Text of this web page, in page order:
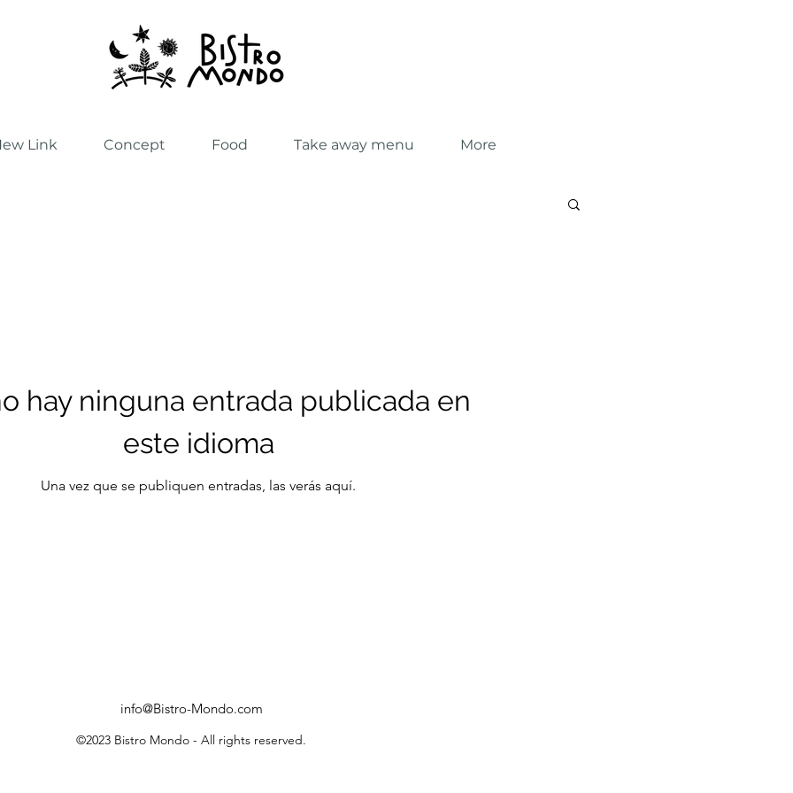
Link Concept Food Take away menu More
hay ninguna entrada publicada en
este idioma
Una vez que se publiquen entradas, las verás aquí.
info@Bistro-Mondo.com
©2023 Bistro Mondo - All rights reserved.